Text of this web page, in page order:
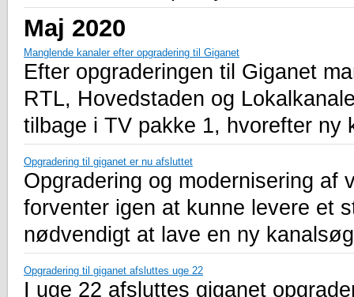
Maj 2020
Manglende kanaler efter opgradering til Giganet
Efter opgraderingen til Giganet
RTL, Hovedstaden og
tilbage i TV pakke 1, hvorefter ny
Opgradering til giganet er nu afsluttet
Opgradering og modernisering af
forventer igen at kunne levere et
nødvendigt at lave en ny
Opgradering til giganet afsluttes uge 22
I uge 22 afsluttes giganet